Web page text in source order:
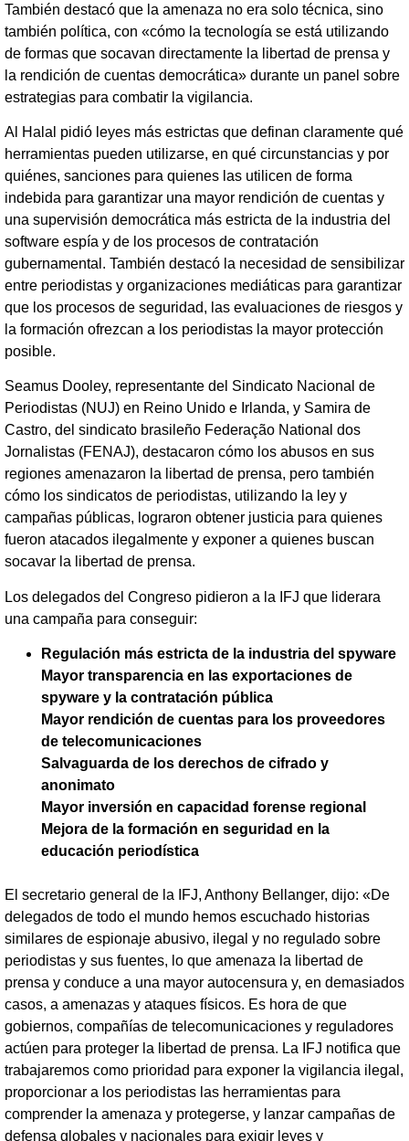
También destacó que la amenaza no era solo técnica, sino
también política, con «cómo la tecnología se está utilizando
de formas que socavan directamente la libertad de prensa y
la rendición de cuentas democrática» durante un panel sobre
estrategias para combatir la vigilancia.
Al Halal pidió leyes más estrictas que definan claramente qué
herramientas pueden utilizarse, en qué circunstancias y por
quiénes, sanciones para quienes las utilicen de forma
indebida para garantizar una mayor rendición de cuentas y
una supervisión democrática más estricta de la industria del
software espía y de los procesos de contratación
gubernamental. También destacó la necesidad de sensibilizar
entre periodistas y organizaciones mediáticas para garantizar
que los procesos de seguridad, las evaluaciones de riesgos y
la formación ofrezcan a los periodistas la mayor protección
posible.
Seamus Dooley, representante del Sindicato Nacional de
Periodistas (NUJ) en Reino Unido e Irlanda, y Samira de
Castro, del sindicato brasileño Federação National dos
Jornalistas (FENAJ), destacaron cómo los abusos en sus
regiones amenazaron la libertad de prensa, pero también
cómo los sindicatos de periodistas, utilizando la ley y
campañas públicas, lograron obtener justicia para quienes
fueron atacados ilegalmente y exponer a quienes buscan
socavar la libertad de prensa.
Los delegados del Congreso pidieron a la IFJ que liderara
una campaña para conseguir:
Regulación más estricta de la industria del spyware
Mayor transparencia en las exportaciones de
spyware y la contratación pública
Mayor rendición de cuentas para los proveedores
de telecomunicaciones
Salvaguarda de los derechos de cifrado y
anonimato
Mayor inversión en capacidad forense regional
Mejora de la formación en seguridad en la
educación periodística
El secretario general de la IFJ, Anthony Bellanger, dijo: «De
delegados de todo el mundo hemos escuchado historias
similares de espionaje abusivo, ilegal y no regulado sobre
periodistas y sus fuentes, lo que amenaza la libertad de
prensa y conduce a una mayor autocensura y, en demasiados
casos, a amenazas y ataques físicos. Es hora de que
gobiernos, compañías de telecomunicaciones y reguladores
actúen para proteger la libertad de prensa. La IFJ notifica que
trabajaremos como prioridad para exponer la vigilancia ilegal,
proporcionar a los periodistas las herramientas para
comprender la amenaza y protegerse, y lanzar campañas de
defensa globales y nacionales para exigir leyes y